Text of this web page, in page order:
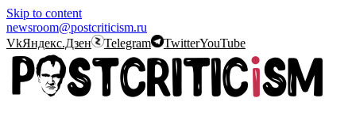
Skip to content
newsroom@postcriticism.ru
VkЯндекс.Дзен Telegram TwitterYouTube